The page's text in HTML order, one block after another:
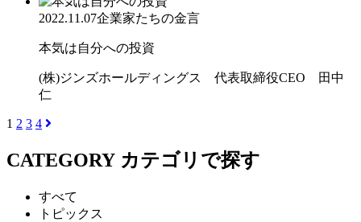
2022.11.07企業家たちの金言
本気は自分への投資
(株)ジンズホールディングス 代表取締役CEO 田中
仁
1 2 3 4
CATEGORY カテゴリで探す
すべて
トピックス